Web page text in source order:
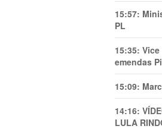
15:57:
PL
15:35:
emendas
15:09:
14:16:
LULA